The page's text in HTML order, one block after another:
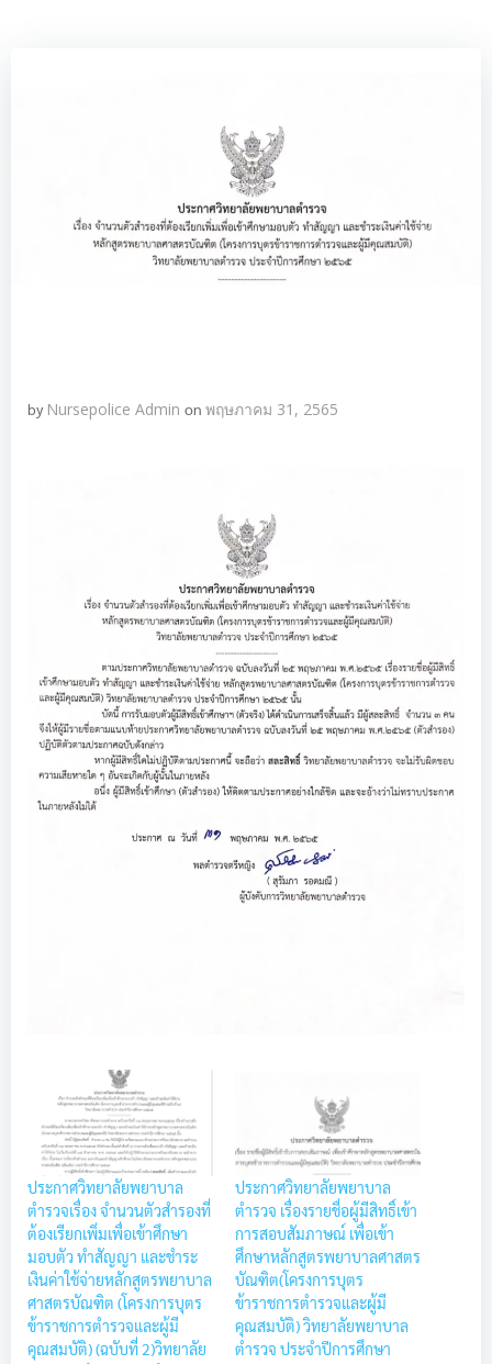
by Nursepolice Admin on พฤษภาคม 31, 2565
ประกาศวิทยาลัยพยาบาล
ตำรวจเรื่อง จำนวนตัวสำรองที่
ต้องเรียกเพิ่มเพื่อเข้าศึกษา
มอบตัว ทำสัญญา และชำระ
เงินค่าใช้จ่ายหลักสูตรพยาบาล
ศาสตรบัณฑิต (โครงการบุตร
ข้าราชการตำรวจและผู้มี
คุณสมบัติ) (ฉบับที่ 2)วิทยาลัย
ประกาศวิทยาลัยพยาบาล
ตำรวจ เรื่องรายชื่อผู้มีสิทธิ์เข้า
การสอบสัมภาษณ์ เพื่อเข้า
ศึกษาหลักสูตรพยาบาลศาสตร
บัณฑิต(โครงการบุตร
ข้าราชการตำรวจและผู้มี
คุณสมบัติ) วิทยาลัยพยาบาล
ตำรวจ ประจำปีการศึกษา